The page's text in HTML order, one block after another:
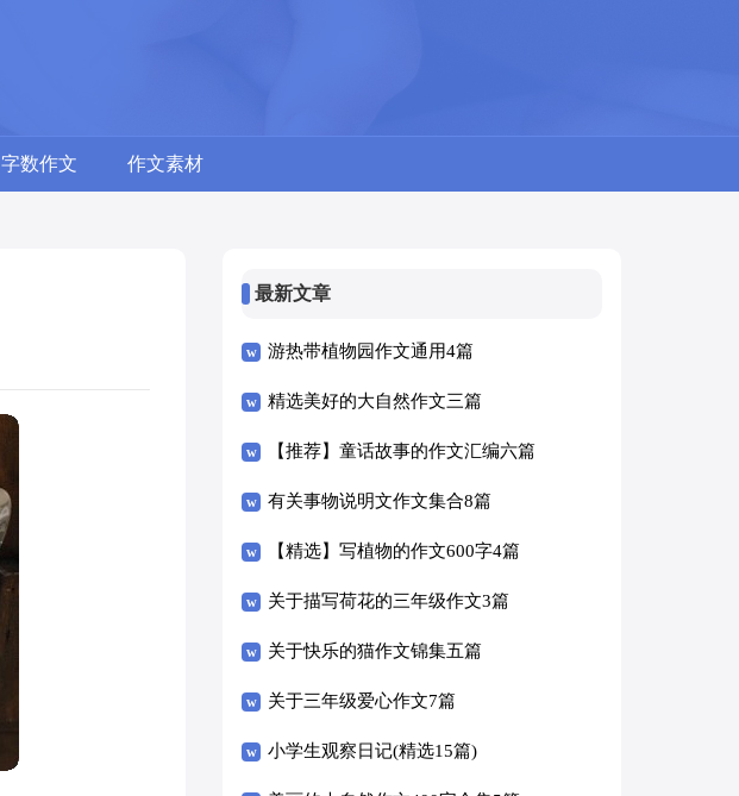
字数作文 作文素材
最新文章
游热带植物园作文通用4篇
精选美好的大自然作文三篇
【推荐】童话故事的作文汇编六篇
有关事物说明文作文集合8篇
【精选】写植物的作文600字4篇
关于描写荷花的三年级作文3篇
关于快乐的猫作文锦集五篇
关于三年级爱心作文7篇
小学生观察日记(精选15篇)